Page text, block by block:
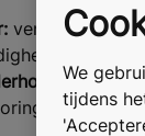
ventilatie,
optreedt.
We
tijdens